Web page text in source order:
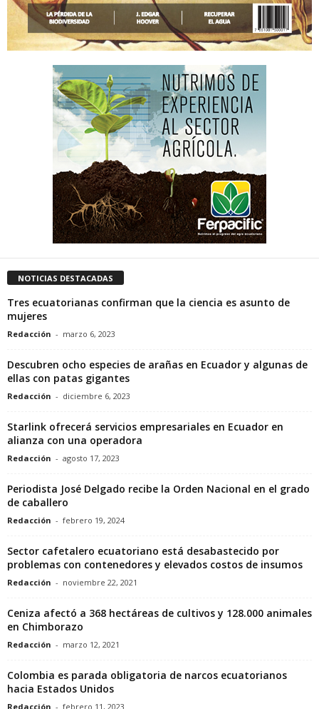
NOTICIAS DESTACADAS
Tres ecuatorianas confirman que la ciencia es asunto de
mujeres
Redacción - marzo 6, 2023
Descubren ocho especies de arañas en Ecuador y algunas de
ellas con patas gigantes
Redacción - diciembre 6, 2023
Starlink ofrecerá servicios empresariales en Ecuador en
alianza con una operadora
Redacción - agosto 17, 2023
Periodista José Delgado recibe la Orden Nacional en el grado
de caballero
Redacción - febrero 19, 2024
Sector cafetalero ecuatoriano está desabastecido por
problemas con contenedores y elevados costos de insumos
Redacción - noviembre 22, 2021
Ceniza afectó a 368 hectáreas de cultivos y 128.000 animales
en Chimborazo
Redacción - marzo 12, 2021
Colombia es parada obligatoria de narcos ecuatorianos
hacia Estados Unidos
Redacción - febrero 11, 2023